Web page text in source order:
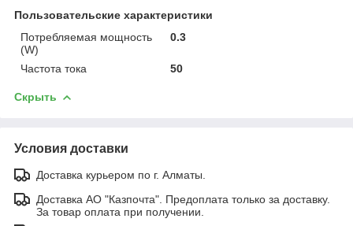
Пользовательские характеристики
Потребляемая мощность
(W)
0.3
Частота тока 50
Скрыть
Условия доставки
Доставка курьером по г. Алматы.
Доставка АО "Казпочта". Предоплата только за доставку.
За товар оплата при получении.